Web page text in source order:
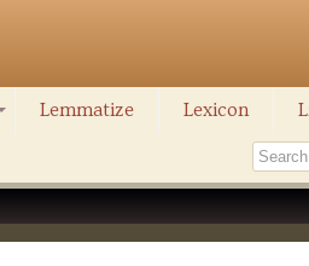
Lemmatize Lexicon